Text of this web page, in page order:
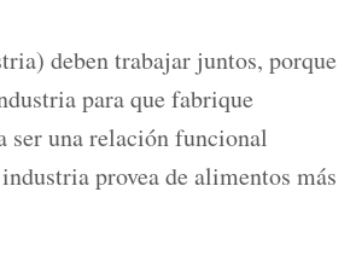
deben trabajar juntos, porque
para que fabrique
ser una relación funcional
provea de alimentos más